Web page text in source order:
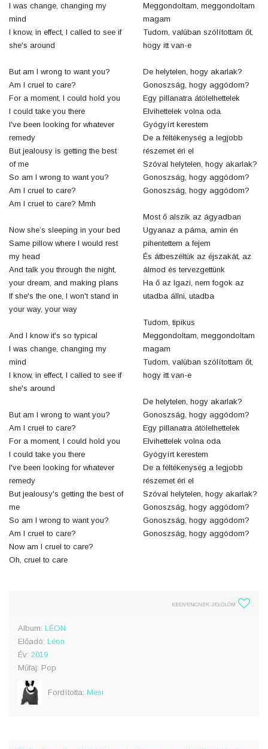
I was change, changing my
mind
I know, in effect, I called to see if
she's around
But am I wrong to want you?
Am I cruel to care?
For a moment, I could hold you
I could take you there
I've been looking for whatever
remedy
But jealousy is getting the best
of me
So am I wrong to want you?
Am I cruel to care?
Am I cruel to care? Mmh
Now she’s sleeping in your bed
Same pillow where I would rest
my head
And talk you through the night,
your dream, and making plans
If she's the one, I won't stand in
your way, your way
And I know it's so typical
I was change, changing my
mind
I know, in effect, I called to see if
she's around
But am I wrong to want you?
Am I cruel to care?
For a moment, I could hold you
I could take you there
I've been looking for whatever
remedy
But jealousy's getting the best of
me
So am I wrong to want you?
Am I cruel to care?
Now am I cruel to care?
Oh, cruel to care
Meggondoltam, meggondoltam
magam
Tudom, valüban szólítottam őt,
hogy itt van-e
De helytelen, hogy akarlak?
Gonoszság, hogy aggódom?
Egy pillanatra átölelhettelek
Elvihettelek volna oda
Gyógyírt kerestem
De a féltékenység a legjobb
részemet éri el
Szóval helytelen, hogy akarlak?
Gonoszság, hogy aggódom?
Gonoszság, hogy aggódom?
Most ő alszik az ágyadban
Ugyanaz a párna, amin én
pihentettem a fejem
És átbeszéltük az éjszakát, az
álmod és tervezgettünk
Ha ő az Igazi, nem fogok az
utadba állni, utadba
Tudom, tipikus
Meggondoltam, meggondoltam
magam
Tudom, valüban szólítottam őt,
hogy itt van-e
De helytelen, hogy akarlak?
Gonoszság, hogy aggódom?
Egy pillanatra átölelhettelek
Elvihettelek volna oda
Gyógyírt kerestem
De a féltékenység a legjobb
részemet éri el
Szóval helytelen, hogy akarlak?
Gonoszság, hogy aggódom?
Gonoszság, hogy aggódom?
Gonoszság, hogy aggódom?
KEDVENCNEK JELÖLÖM
Album: LÉON
Előadó: Léon
Év: 2019
Műfaj: Pop
Fordította: Mesi